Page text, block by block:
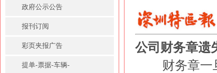
政府公示公告
报刊订阅
彩页夹报广告
提单-票据-车辆-
公司财务章遗
财务章一旦